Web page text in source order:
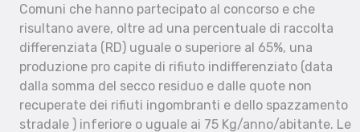
Comuni che hanno partecipato al concorso e che
risultano avere, oltre ad una percentuale di raccolta
differenziata (RD) uguale o superiore al 65%, una
produzione pro capite di rifiuto indifferenziato (data
dalla somma del secco residuo e dalle quote non
recuperate dei rifiuti ingombranti e dello spazzamento
stradale ) inferiore o uguale ai 75 Kg/anno/abitante. Le